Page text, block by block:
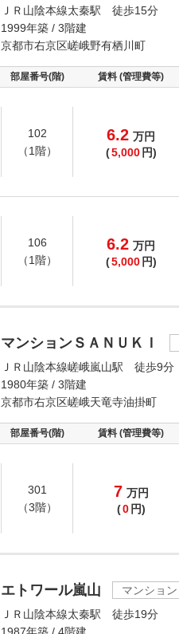
ＪＲ山陰本線太秦駅 徒歩15分
1999年築 / 3階建
京都市右京区嵯峨野有栖川町
部屋番号(階) 賃料 (管理費等)
102
（1階）
6.2 万円
(5,000 円)
106
（1階）
6.2 万円
(5,000 円)
マンションＳＡＮＵＫＩ
ＪＲ山陰本線嵯峨嵐山駅 徒歩9分
1980年築 / 3階建
京都市右京区嵯峨天竜寺油掛町
部屋番号(階) 賃料 (管理費等)
301
（3階）
7 万円
(0 円)
エトワール嵐山
マンション
ＪＲ山陰本線太秦駅 徒歩19分